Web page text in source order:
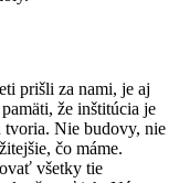
prišli za nami, je aj
že inštitúcia je
tvoria. Nie budovy, nie
čo máme.
všetky tie